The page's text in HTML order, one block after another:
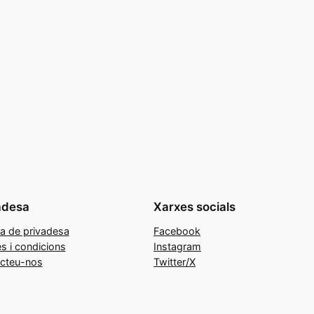
de privadesa
i condicions
nos
Xarxes socials
Facebook
Instagram
Twitter/X